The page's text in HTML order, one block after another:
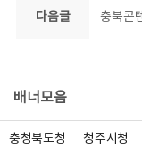
다음글 충북콘
배너모음
충청북도청 청주시청